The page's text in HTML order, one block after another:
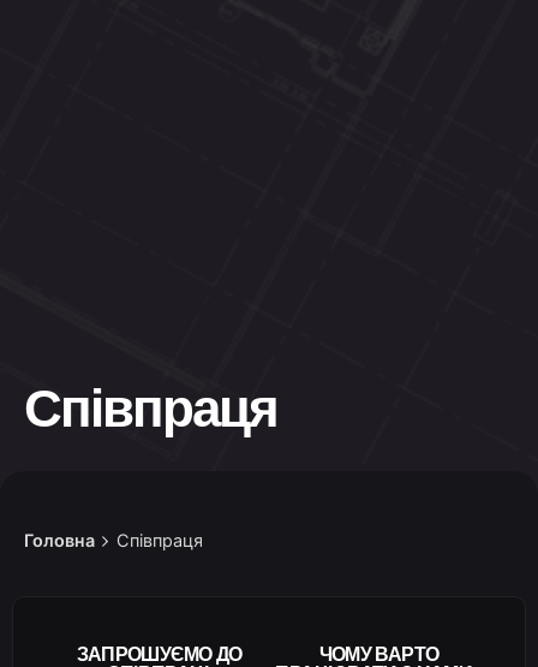
Співпраця
Головна Співпраця
ЗАПРОШУЄМО ДО ЧОМУ ВАРТО